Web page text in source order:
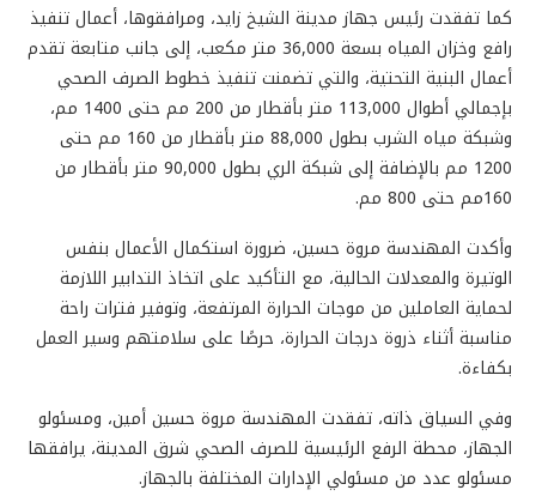
كما تفقدت رئيس جهاز مدينة الشيخ زايد، ومرافقوها، أعمال تنفيذ
رافع وخزان المياه بسعة 36,000 متر مكعب، إلى جانب متابعة تقدم
أعمال البنية التحتية، والتي تضمنت تنفيذ خطوط الصرف الصحي
بإجمالي أطوال 113,000 متر بأقطار من 200 مم حتى 1400 مم،
وشبكة مياه الشرب بطول 88,000 متر بأقطار من 160 مم حتى
1200 مم بالإضافة إلى شبكة الري بطول 90,000 متر بأقطار من
160مم حتى 800 مم.
وأكدت المهندسة مروة حسين، ضرورة استكمال الأعمال بنفس
الوتيرة والمعدلات الحالية، مع التأكيد على اتخاذ التدابير اللازمة
لحماية العاملين من موجات الحرارة المرتفعة، وتوفير فترات راحة
مناسبة أثناء ذروة درجات الحرارة، حرصًا على سلامتهم وسير العمل
بكفاءة.
وفي السياق ذاته، تفقدت المهندسة مروة حسين أمين، ومسئولو
الجهاز، محطة الرفع الرئيسية للصرف الصحي شرق المدينة، يرافقها
مسئولو عدد من مسئولي الإدارات المختلفة بالجهاز.